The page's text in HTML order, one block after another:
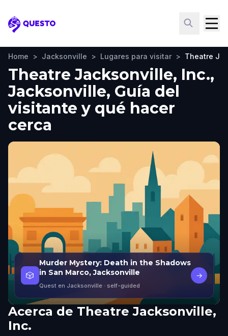
Questo
Home > Jacksonville > Lugares para visitar > Theatre
Theatre Jacksonville, Inc.,
Jacksonville, Guía del
visitante y qué hacer
cerca
🎲
Murder Mystery: Death in the Shadows
in San Marco, Jacksonville
Quest en Jacksonville · self-guided
→
Acerca de Theatre Jacksonville,
Inc.